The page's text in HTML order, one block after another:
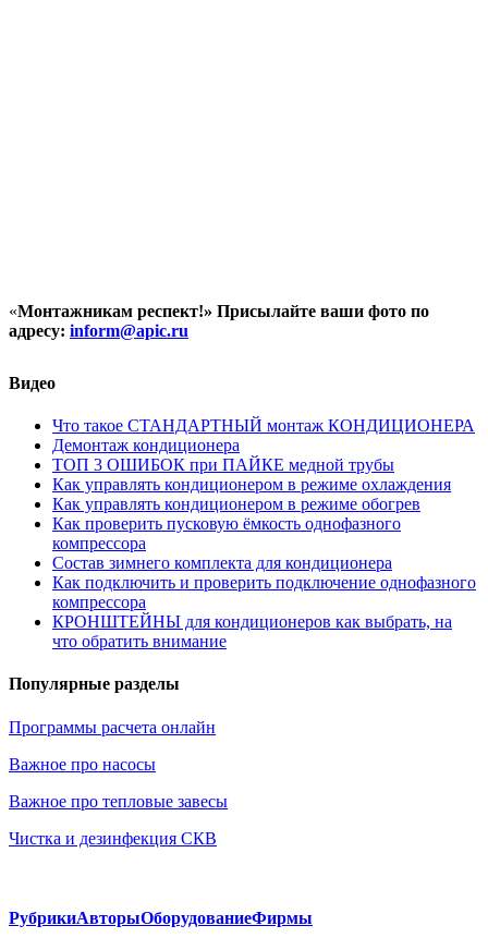
«Монтажникам респект!» Присылайте ваши фото по
адресу: inform@apic.ru
Видео
Что такое СТАНДАРТНЫЙ монтаж КОНДИЦИОНЕРА
Демонтаж кондиционера
ТОП 3 ОШИБОК при ПАЙКЕ медной трубы
Как управлять кондиционером в режиме охлаждения
Как управлять кондиционером в режиме обогрев
Как проверить пусковую ёмкость однофазного
компрессора
Состав зимнего комплекта для кондиционера
Как подключить и проверить подключение однофазного
компрессора
КРОНШТЕЙНЫ для кондиционеров как выбрать, на
что обратить внимание
Популярные разделы
Программы расчета онлайн
Важное про насосы
Важное про тепловые завесы
Чистка и дезинфекция СКВ
РубрикиАвторыОборудованиеФирмы